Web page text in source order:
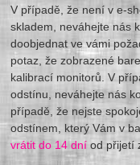
V případě, že není v e-
skladem, neváhejte nás
doobjednat ve vámi
potaz, že zobrazené
kalibrací monitorů. V
odstínu, neváhejte nás
případě, že nejste
odstínem, který Vám v
vrátit do 14 dní od přijetí